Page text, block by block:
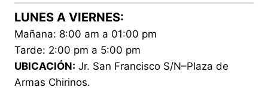
LUNES A VIERNES:
Mañana: 8:00 am a 01:00 pm
Tarde: 2:00 pm a 5:00 pm
UBICACIÓN: Jr. San Francisco S/N–Plaza de
Armas Chirinos.